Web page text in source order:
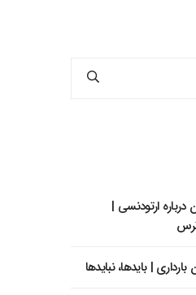
درباره ارتودنسی |
| بایدها، نبایدها